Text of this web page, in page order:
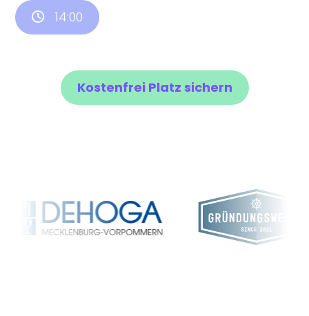
14:00
Kostenfrei Platz sichern